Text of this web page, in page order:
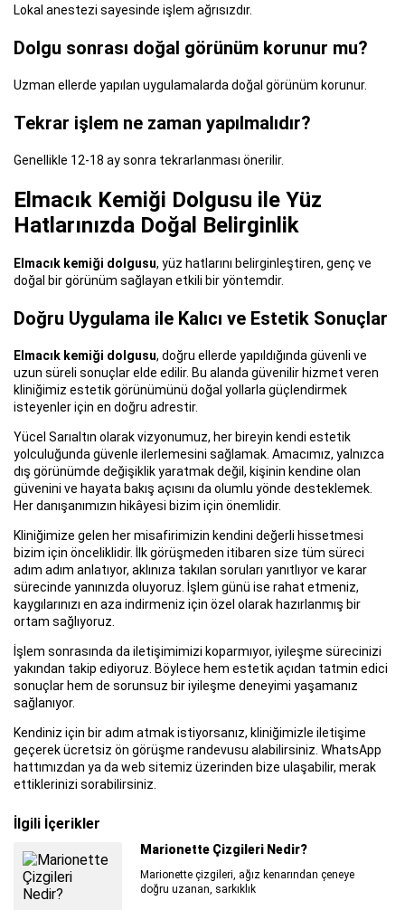
Lokal anestezi sayesinde işlem ağrısızdır.
Dolgu sonrası doğal görünüm korunur mu?
Uzman ellerde yapılan uygulamalarda doğal görünüm korunur.
Tekrar işlem ne zaman yapılmalıdır?
Genellikle 12-18 ay sonra tekrarlanması önerilir.
Elmacık Kemiği Dolgusu ile Yüz
Hatlarınızda Doğal Belirginlik
Elmacık kemiği dolgusu, yüz hatlarını belirginleştiren, genç ve
doğal bir görünüm sağlayan etkili bir yöntemdir.
Doğru Uygulama ile Kalıcı ve Estetik Sonuçlar
Elmacık kemiği dolgusu, doğru ellerde yapıldığında güvenli ve
uzun süreli sonuçlar elde edilir. Bu alanda güvenilir hizmet veren
kliniğimiz estetik görünümünü doğal yollarla güçlendirmek
isteyenler için en doğru adrestir.
Yücel Sarıaltın olarak vizyonumuz, her bireyin kendi estetik
yolculuğunda güvenle ilerlemesini sağlamak. Amacımız, yalnızca
dış görünümde değişiklik yaratmak değil, kişinin kendine olan
güvenini ve hayata bakış açısını da olumlu yönde desteklemek.
Her danışanımızın hikâyesi bizim için önemlidir.
Kliniğimize gelen her misafirimizin kendini değerli hissetmesi
bizim için önceliklidir. İlk görüşmeden itibaren size tüm süreci
adım adım anlatıyor, aklınıza takılan soruları yanıtlıyor ve karar
sürecinde yanınızda oluyoruz. İşlem günü ise rahat etmeniz,
kaygılarınızı en aza indirmeniz için özel olarak hazırlanmış bir
ortam sağlıyoruz.
İşlem sonrasında da iletişimimizi koparmıyor, iyileşme sürecinizi
yakından takip ediyoruz. Böylece hem estetik açıdan tatmin edici
sonuçlar hem de sorunsuz bir iyileşme deneyimi yaşamanız
sağlanıyor.
Kendiniz için bir adım atmak istiyorsanız, kliniğimizle iletişime
geçerek ücretsiz ön görüşme randevusu alabilirsiniz. WhatsApp
hattımızdan ya da web sitemiz üzerinden bize ulaşabilir, merak
ettiklerinizi sorabilirsiniz.
İlgili İçerikler
Marionette Çizgileri Nedir?
Marionette çizgileri, ağız kenarından çeneye
doğru uzanan, sarkıklık